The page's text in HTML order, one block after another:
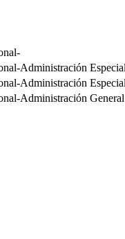
Administración
Administración
Administración